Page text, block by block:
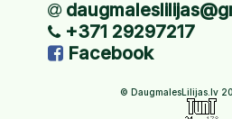
+371 29297217
Facebook
© DaugmalesLilijas.lv